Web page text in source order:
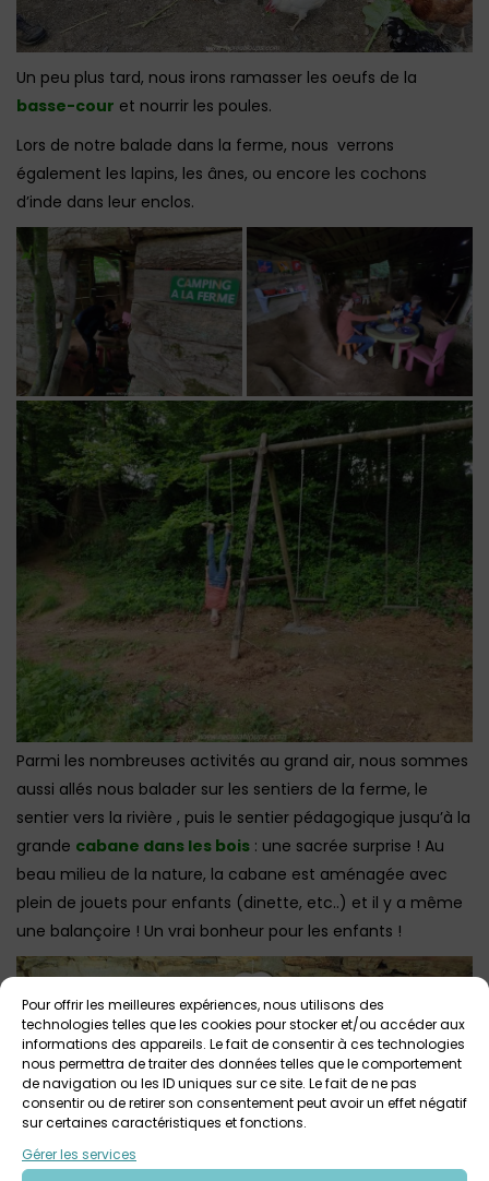
Pour offrir les meilleures expériences, nous utilisons des
technologies telles que les cookies pour stocker et/ou accéder aux
informations des appareils. Le fait de consentir à ces technologies
nous permettra de traiter des données telles que le comportement
de navigation ou les ID uniques sur ce site. Le fait de ne pas
consentir ou de retirer son consentement peut avoir un effet négatif
sur certaines caractéristiques et fonctions.
Gérer les services
Un peu plus tard, nous irons ramasser les oeufs de la
basse-cour et nourrir les poules.
Lors de notre balade dans la ferme, nous verrons
également les lapins, les ânes, ou encore les cochons
d’inde dans leur enclos.
Parmi les nombreuses activités au grand air, nous sommes
aussi allés nous balader sur les sentiers de la ferme, le
sentier vers la rivière , puis le sentier pédagogique jusqu’à la
grande cabane dans les bois : une sacrée surprise ! Au
beau milieu de la nature, la cabane est aménagée avec
plein de jouets pour enfants (dinette, etc..) et il y a même
une balançoire ! Un vrai bonheur pour les enfants !